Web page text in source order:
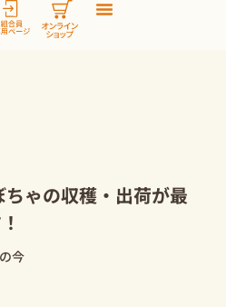
ゃの収穫・出荷が最
今